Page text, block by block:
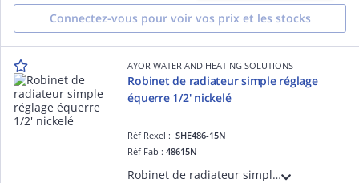
Connectez-vous pour voir vos prix et les stocks
AYOR WATER AND HEATING SOLUTIONS
Robinet de radiateur simple réglage
équerre 1/2' nickelé
Réf Rexel :SHE486-15N
Réf Fab :48615N
Robinet de radiateur simple réglage équerre 1/2' nickelé - auto-étanche avec joint torique